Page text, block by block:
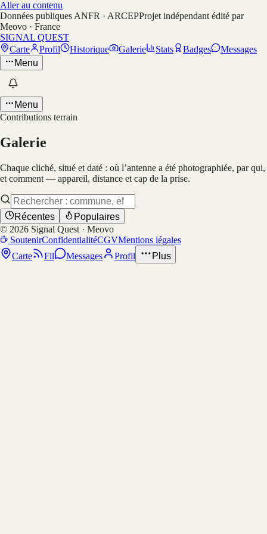
Aller au contenu
Données publiques ANFR · ARCEPProjet indépendant édité par
Meovo · France
SIGNAL QUEST
Carte
Profil Historique Galerie Stats Badges
Messages
Menu
Menu
Contributions terrain
Galerie
Chaque cliché, situé et daté : où l’antenne a été photographiée, par qui,
et comment — appareil, distance et cap de la prise.
Récentes
Populaires
© 2026 Signal Quest · Meovo
SoutenirConfidentialitéCGVMentions légales
Carte
Fil Messages Profil Plus